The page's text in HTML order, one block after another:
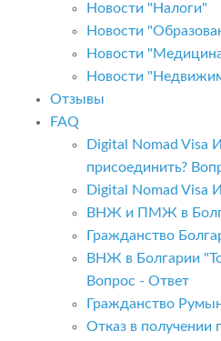
Новости "Налоги"
Новости
Новости
Новости
Отзывы
FAQ
Digital Nomad Visa
присоединить?
Digital Nomad Visa
ВНЖ и ПМЖ в
Гражданство
ВНЖ в Болгарии
Вопрос - Ответ
Гражданство
Отказ в получении